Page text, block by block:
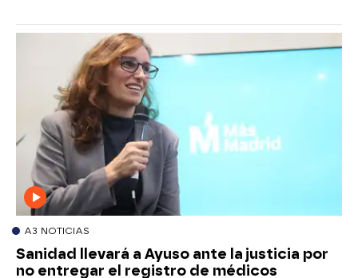
A3 NOTICIAS
Sanidad llevará a Ayuso ante la justicia por
no entregar el registro de médicos